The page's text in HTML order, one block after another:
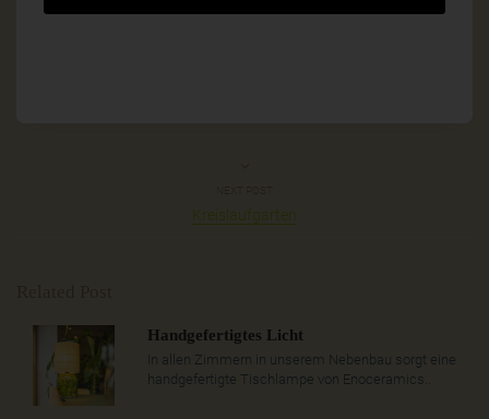
Kreislaufgarten
Handgefertigtes Licht
In allen Zimmern in unserem Nebenbau sorgt eine
handgefertigte Tischlampe von Enoceramics..